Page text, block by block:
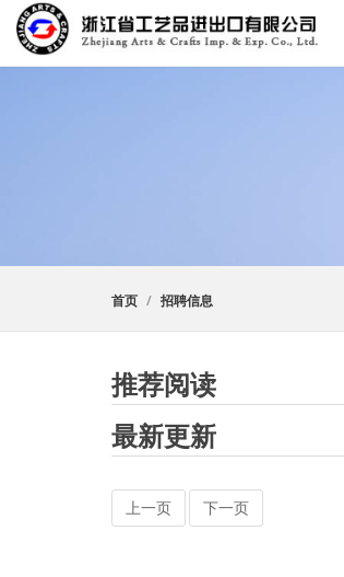
首页 招聘信息
推荐阅读
最新更新
上一页 下一页